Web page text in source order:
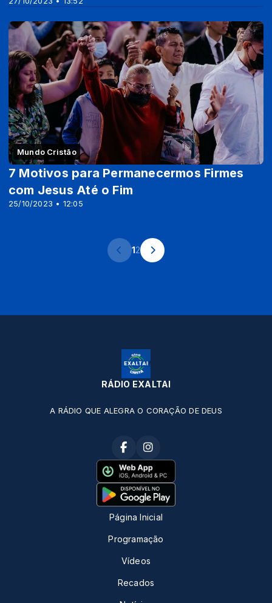
Mundo Cristão
25/10/2023 • 12:05
7 Motivos para Permanecermos Firmes
com Jesus Até o Fim
12
RÁDIO EXALTAI
A RÁDIO QUE ALEGRA O CORAÇÃO DE DEUS
Página Inicial
Programação
Vídeos
Recados